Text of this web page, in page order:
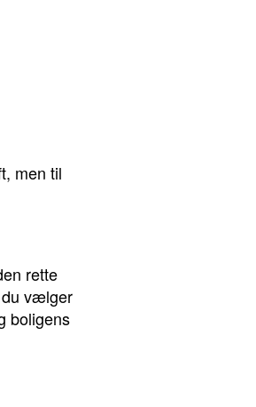
men til
rette
du vælger
boligens